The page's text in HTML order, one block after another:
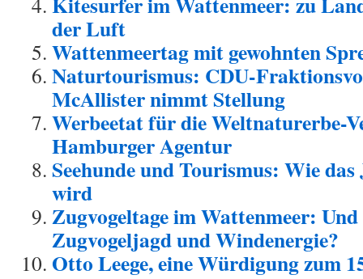
der Luft
Wattenmeertag mit gewohnten
Naturtourismus: CDU-
McAllister nimmt Stellung
Werbeetat für die Weltnaturerbe-
Hamburger Agentur
Seehunde und Tourismus: Wie
wird
Zugvogeltage im Wattenmeer:
Zugvogeljagd und Windenergie?
Otto Leege, eine Würdigung zum